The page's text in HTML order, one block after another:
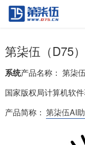
第柒伍（D75
系统产品名称： 第柒
国家版权局计算机软
产品简称： 第柒伍AI